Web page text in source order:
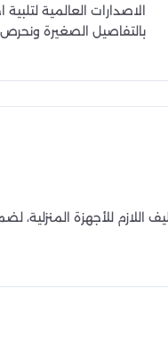
الاصدارات العالمية
بالتفاصيل الصغيرة
للأجهزة المنزلية،